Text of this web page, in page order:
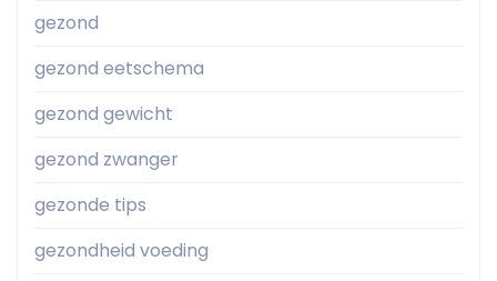
gezond
gezond eetschema
gezond gewicht
gezond zwanger
gezonde tips
gezondheid voeding